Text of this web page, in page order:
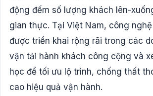
động đếm số lượng khách lên-
gian thực. Tại Việt Nam, công
được triển khai rộng rãi trong các
vận tải hành khách công cộng và
học để tối ưu lộ trình, chống thất
cao hiệu quả vận hành.